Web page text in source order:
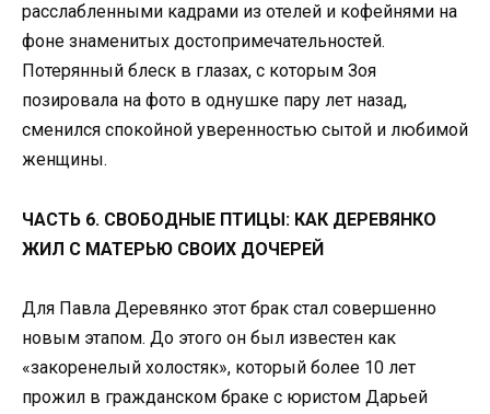
расслабленными кадрами из отелей и кофейнями на
фоне знаменитых достопримечательностей.
Потерянный блеск в глазах, с которым Зоя
позировала на фото в однушке пару лет назад,
сменился спокойной уверенностью сытой и любимой
женщины.
ЧАСТЬ 6. СВОБОДНЫЕ ПТИЦЫ: КАК ДЕРЕВЯНКО
ЖИЛ С МАТЕРЬЮ СВОИХ ДОЧЕРЕЙ
Для Павла Деревянко этот брак стал совершенно
новым этапом. До этого он был известен как
«закоренелый холостяк», который более 10 лет
прожил в гражданском браке с юристом Дарьей